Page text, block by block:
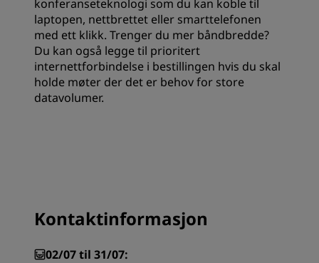
konferanseteknologi som du kan koble til
laptopen, nettbrettet eller smarttelefonen
med ett klikk. Trenger du mer båndbredde?
Du kan også legge til prioritert
internettforbindelse i bestillingen hvis du skal
holde møter der det er behov for store
datavolumer.
Kontaktinformasjon
02/07 til 31/07: